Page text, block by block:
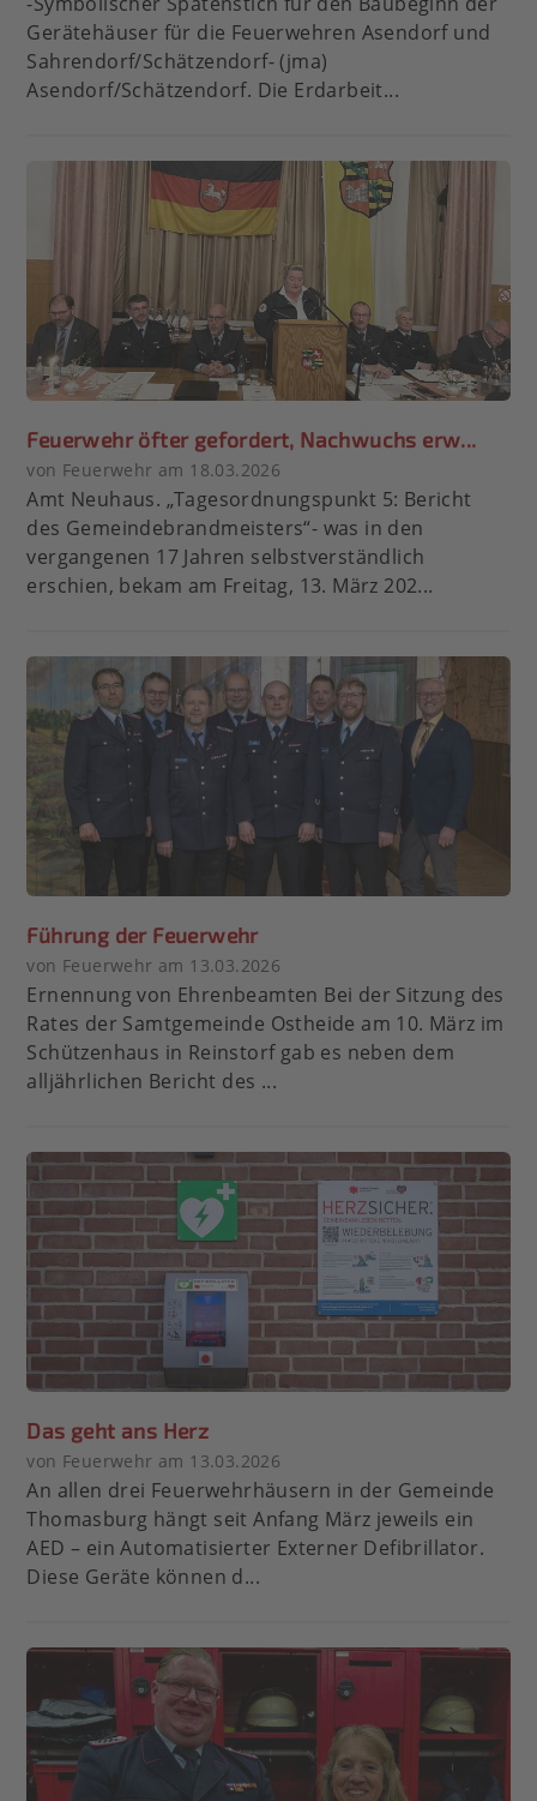
Gerätehäuser für die Feuerwehren Asendorf und
Sahrendorf/Schätzendorf- (jma)
Asendorf/Schätzendorf. Die Erdarbeit...
Feuerwehr öfter gefordert, Nachwuchs erw...
von Feuerwehr am 18.03.2026
Amt Neuhaus. „Tagesordnungspunkt 5: Bericht
des Gemeindebrandmeisters“- was in den
vergangenen 17 Jahren selbstverständlich
erschien, bekam am Freitag, 13. März 202...
Führung der Feuerwehr
von Feuerwehr am 13.03.2026
Ernennung von Ehrenbeamten Bei der Sitzung des
Rates der Samtgemeinde Ostheide am 10. März im
Schützenhaus in Reinstorf gab es neben dem
alljährlichen Bericht des ...
Das geht ans Herz
von Feuerwehr am 13.03.2026
An allen drei Feuerwehrhäusern in der Gemeinde
Thomasburg hängt seit Anfang März jeweils ein
AED – ein Automatisierter Externer Defibrillator.
Diese Geräte können d...